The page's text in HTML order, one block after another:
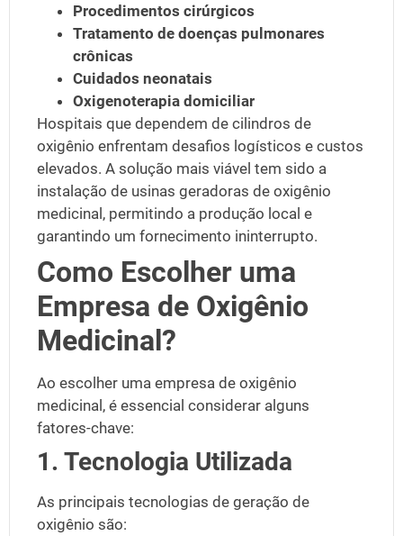
Procedimentos cirúrgicos
Tratamento de doenças pulmonares
crônicas
Cuidados neonatais
Oxigenoterapia domiciliar
Hospitais que dependem de cilindros de
oxigênio enfrentam desafios logísticos e custos
elevados. A solução mais viável tem sido a
instalação de usinas geradoras de oxigênio
medicinal, permitindo a produção local e
garantindo um fornecimento ininterrupto.
Como Escolher uma
Empresa de Oxigênio
Medicinal?
Ao escolher uma empresa de oxigênio
medicinal, é essencial considerar alguns
fatores-chave:
1. Tecnologia Utilizada
As principais tecnologias de geração de
oxigênio são: